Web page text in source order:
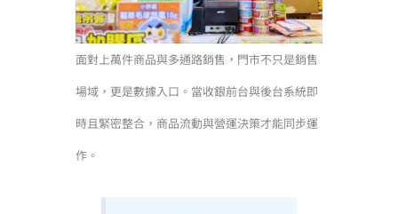
面對上萬件商品與多通路銷售，門市不只是銷售
場域，更是數據入口。當收銀前台與後台系統即
時且緊密整合，商品流動與營運決策才能同步運
作。